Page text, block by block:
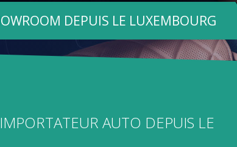
DEPUIS LE LUXEMBOURG
AUTO DEPUIS LE